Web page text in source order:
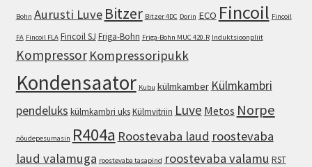
Bohn Aurusti Luve Bitzer Bitzer 4DC Dorin ECO Fincoil Fincoil
FA Fincoil FLA Fincoil SJ Friga-Bohn Friga-Bohn MUC 420.R Induktsioonpliit
Kompressor Kompressoripukk
Kondensaator Kubu külmkamber Külmkambri
pendeluks külmkambri uksKülmvitriin Luve Metos Norpe
nõudepesumasin R404a Roostevaba laud roostevaba
laud valamuga roostevaba tasapind roostevaba valamu RST